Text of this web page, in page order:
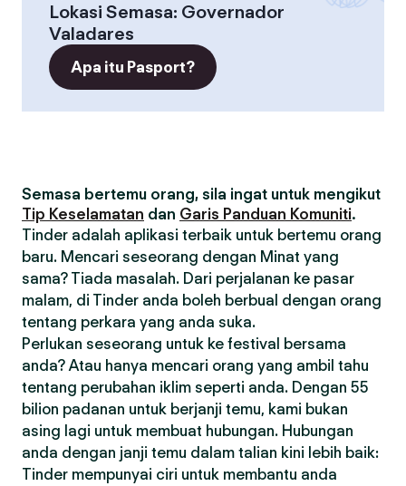
Lokasi Semasa: Governador
Valadares
Apa itu Pasport?
Semasa bertemu orang, sila ingat untuk mengikut
Tip Keselamatan dan Garis Panduan Komuniti.
Tinder adalah aplikasi terbaik untuk bertemu orang
baru. Mencari seseorang dengan Minat yang
sama? Tiada masalah. Dari perjalanan ke pasar
malam, di Tinder anda boleh berbual dengan orang
tentang perkara yang anda suka.
Perlukan seseorang untuk ke festival bersama
anda? Atau hanya mencari orang yang ambil tahu
tentang perubahan iklim seperti anda. Dengan 55
bilion padanan untuk berjanji temu, kami bukan
asing lagi untuk membuat hubungan. Hubungan
anda dengan janji temu dalam talian kini lebih baik:
Tinder mempunyai ciri untuk membantu anda